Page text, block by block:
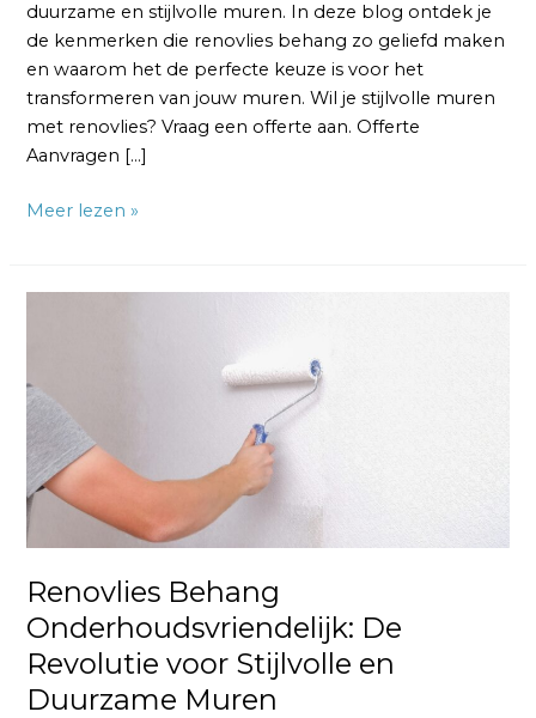
duurzame en stijlvolle muren. In deze blog ontdek je
de kenmerken die renovlies behang zo geliefd maken
en waarom het de perfecte keuze is voor het
transformeren van jouw muren. Wil je stijlvolle muren
met renovlies? Vraag een offerte aan. Offerte
Aanvragen […]
Meer lezen »
Renovlies Behang
Onderhoudsvriendelijk: De
Revolutie voor Stijlvolle en
Duurzame Muren
Onderhoudsvriendelijk:
De
Revolutie
voor
Stijlvolle
en
Duurzame